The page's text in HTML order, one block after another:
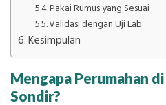
Pakai Rumus yang Sesuai
Validasi dengan Uji Lab
Kesimpulan
Mengapa Perumahan
Sondir?